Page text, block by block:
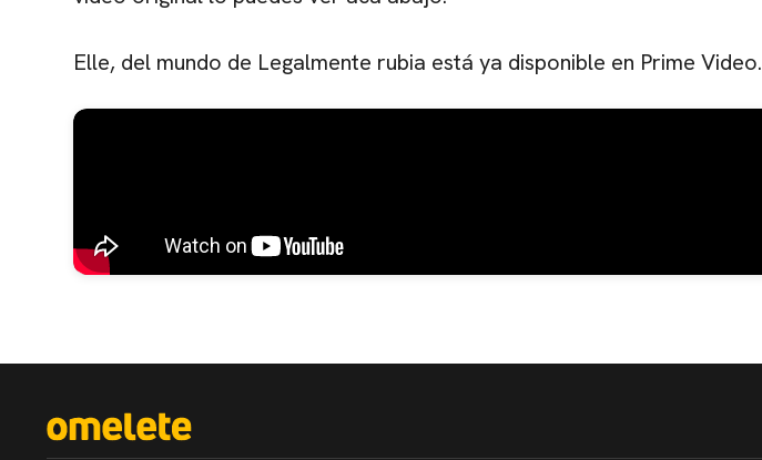
Elle, del mundo de Legalmente rubia está ya disponible en Prime Video.